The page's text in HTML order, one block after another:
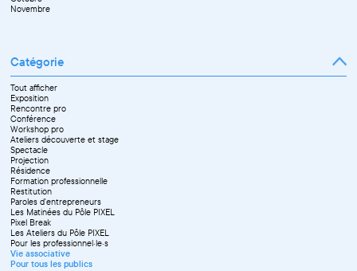
Novembre
Catégorie
Tout afficher
Exposition
Rencontre pro
Conférence
Workshop pro
Ateliers découverte et stage
Spectacle
Projection
Résidence
Formation professionnelle
Restitution
Paroles d'entrepreneurs
Les Matinées du Pôle PIXEL
Pixel Break
Les Ateliers du Pôle PIXEL
Pour les professionnel·le·s
Vie associative
Pour tous les publics